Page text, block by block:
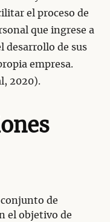
el proceso de
que ingrese a
desarrollo de sus
empresa.
2020).
de
el objetivo de